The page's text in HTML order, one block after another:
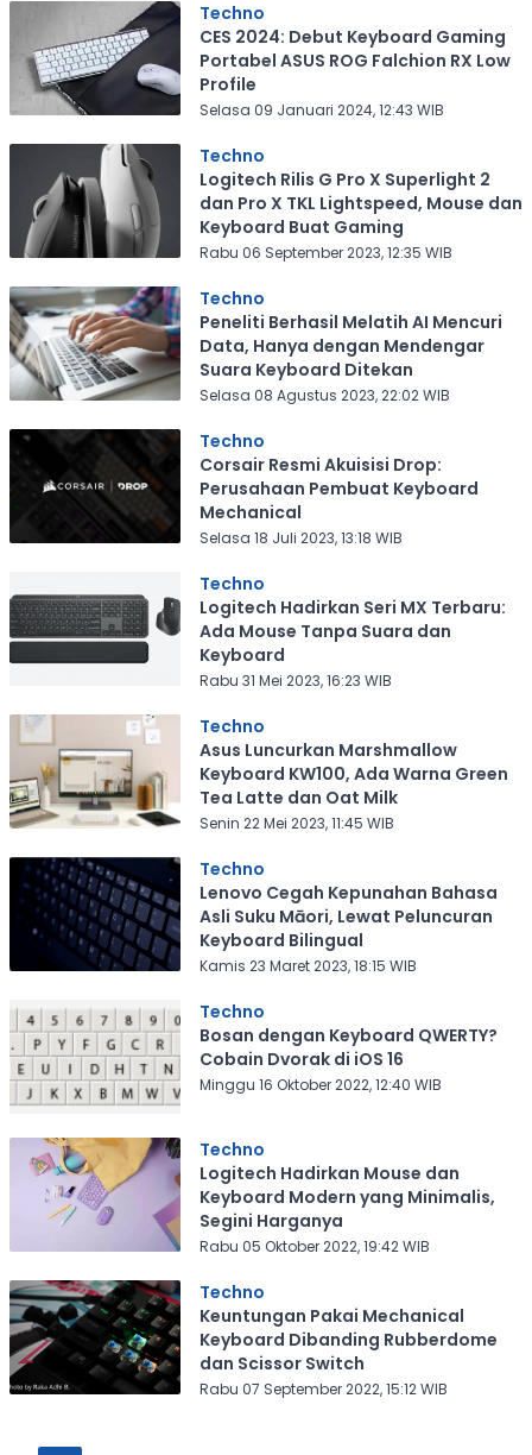
Techno
CES 2024: Debut Keyboard Gaming
Portabel ASUS ROG Falchion RX Low
Profile
Selasa 09 Januari 2024, 12:43 WIB
Techno
Logitech Rilis G Pro X Superlight 2
dan Pro X TKL Lightspeed, Mouse dan
Keyboard Buat Gaming
Rabu 06 September 2023, 12:35 WIB
Techno
Peneliti Berhasil Melatih AI Mencuri
Data, Hanya dengan Mendengar
Suara Keyboard Ditekan
Selasa 08 Agustus 2023, 22:02 WIB
Techno
Corsair Resmi Akuisisi Drop:
Perusahaan Pembuat Keyboard
Mechanical
Selasa 18 Juli 2023, 13:18 WIB
Techno
Logitech Hadirkan Seri MX Terbaru:
Ada Mouse Tanpa Suara dan
Keyboard
Rabu 31 Mei 2023, 16:23 WIB
Techno
Asus Luncurkan Marshmallow
Keyboard KW100, Ada Warna Green
Tea Latte dan Oat Milk
Senin 22 Mei 2023, 11:45 WIB
Techno
Lenovo Cegah Kepunahan Bahasa
Asli Suku Māori, Lewat Peluncuran
Keyboard Bilingual
Kamis 23 Maret 2023, 18:15 WIB
Techno
Bosan dengan Keyboard QWERTY?
Cobain Dvorak di iOS 16
Minggu 16 Oktober 2022, 12:40 WIB
Techno
Logitech Hadirkan Mouse dan
Keyboard Modern yang Minimalis,
Segini Harganya
Rabu 05 Oktober 2022, 19:42 WIB
Techno
Keuntungan Pakai Mechanical
Keyboard Dibanding Rubberdome
dan Scissor Switch
Rabu 07 September 2022, 15:12 WIB